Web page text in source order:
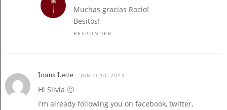
Muchas gracias Rocio!
Besitos!
RESPONDER
Joana Leite JUNIO 10, 2013
Hi Silvia 🙂
I'm already following you on facebook, twitter,